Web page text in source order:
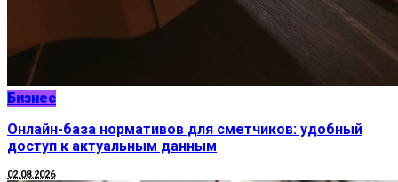
Бизнес
Онлайн-база нормативов для сметчиков: удобный
доступ к актуальным данным
02.08.2026